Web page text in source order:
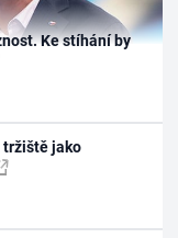
Ke stíhání by
tržiště jako